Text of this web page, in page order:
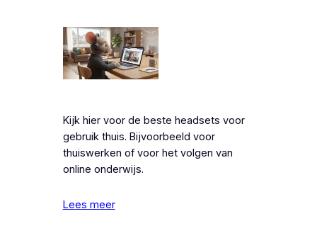
Kijk hier voor de beste headsets voor
gebruik thuis. Bijvoorbeeld voor
thuiswerken of voor het volgen van
online onderwijs.
Lees meer